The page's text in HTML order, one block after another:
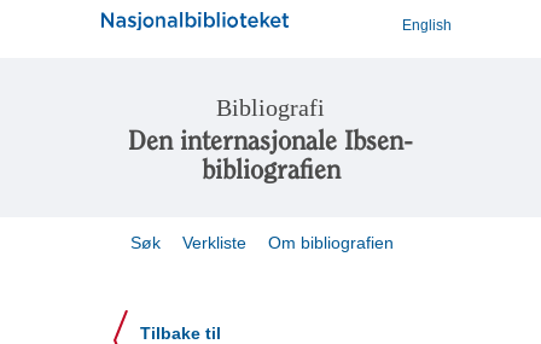
English
Bibliografi
Den internasjonale Ibsen-
bibliografien
Søk Verkliste Om bibliografien
Tilbake til